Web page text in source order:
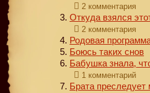
2 комментария
Откуда взялся
2 комментария
Родовая
Боюсь таких снов
Бабушка знала,
1 комментарий
Брата преследует